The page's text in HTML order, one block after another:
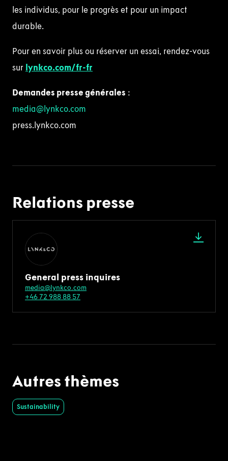
les individus, pour le progrès et pour un impact
durable.
Pour en savoir plus ou réserver un essai, rendez-vous
sur lynkco.com/fr-fr
Demandes presse générales :
media@lynkco.com
press.lynkco.com
Relations presse
General press inquires
media@lynkco.com
+46 72 988 88 57
Autres thèmes
Sustainability